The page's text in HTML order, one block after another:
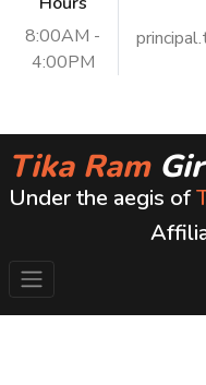
8:00AM -
4:00PM
Tika Ram
Under the aegis of